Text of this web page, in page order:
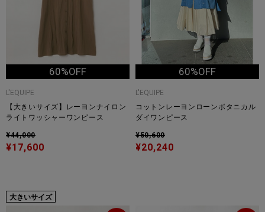
60%OFF
L'EQUIPE
【大きいサイズ】レーヨンナイロン
ライトワッシャーワンピース
¥44,000
¥17,600
60%OFF
L'EQUIPE
コットンレーヨンローンボタニカル
ダイワンピース
¥50,600
¥20,240
大きいサイズ